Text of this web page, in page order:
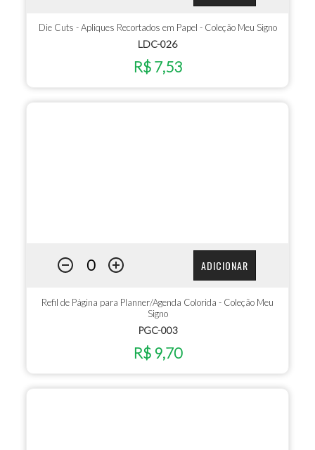
Die Cuts - Apliques Recortados em Papel - Coleção Meu Signo
LDC-026
R$ 7,53
ADICIONAR
Refil de Página para Planner/Agenda Colorida - Coleção Meu
Signo
PGC-003
R$ 9,70